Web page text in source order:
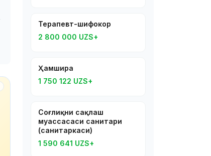
Терапевт-шифокор
2 800 000 UZS+
Ҳамшира
1 750 122 UZS+
Соғлиқни сақлаш
муассасаси санитари
(санитаркаси)
1 590 641 UZS+